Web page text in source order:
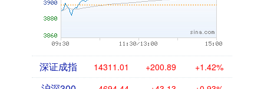
深证成指 14311.01 +200.89 +1.42%